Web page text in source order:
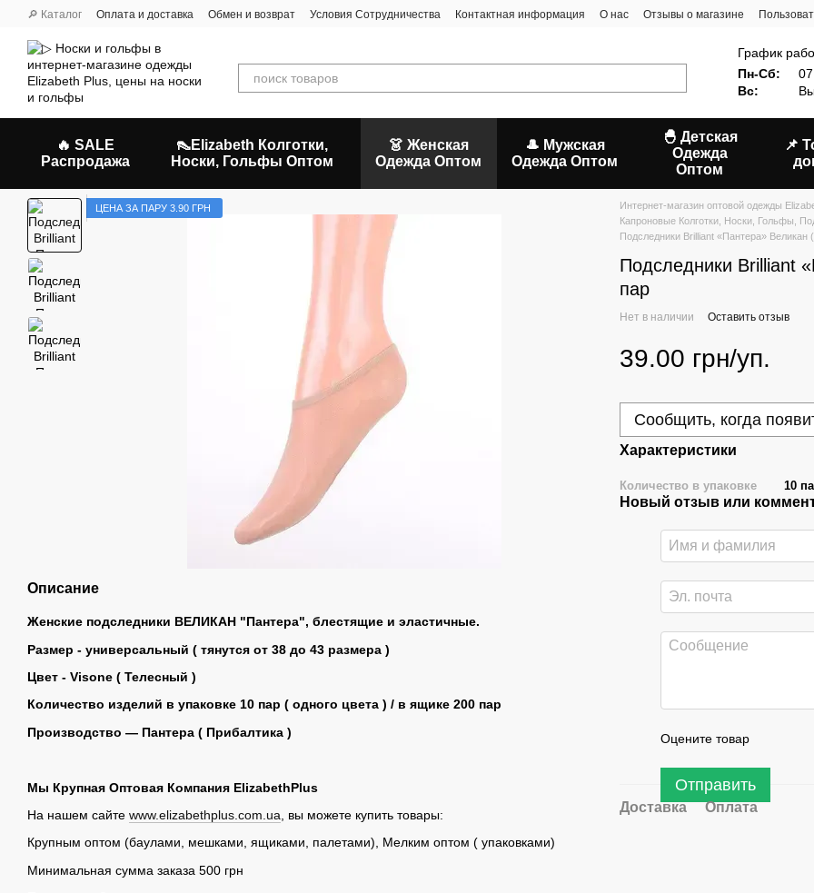
Перейти к основному контенту
🔎 Каталог Оплата и доставка Обмен и возврат Условия Сотрудничества Контактная информация О нас Отзывы о магазине
График
Пн-Сб:
Вс:
🔥 SALE
Распродажа
👠Elizabeth Колготки,
Носки, Гольфы Оптом
👗 Женская
Одежда Оптом
🎩 Мужская
Одежда Оптом
🐣 Детская
Одежда
Оптом
📌
ЦЕНА ЗА ПАРУ 3.90 ГРН
Описание
Женские подследники ВЕЛИКАН "Пантера", блестящие и эластичные.
Размер - универсальный ( тянутся от 38 до 43 размера )
Цвет - Visone ( Телесный )
Количество изделий в упаковке 10 пар ( одного цвета ) / в ящике 200 пар
Производство ― Пантера ( Прибалтика )
Мы Крупная Оптовая Компания ElizabethPlus
На нашем сайте www.elizabethplus.com.ua , вы можете купить товары:
Крупным оптом (баулами, мешками, ящиками, палетами), Мелким оптом ( упаковками)
Минимальная сумма заказа 500 грн
Интернет-магазин оптовой одежды
Капроновые Колготки, Носки, Гольфы,
Подследники Brilliant «Пантера» Великан
Подследники Brilliant
пар
Нет в наличии Оставить отзыв
39.00 грн/уп.
Сообщить, когда
Характеристики
Количество в упаковке 10
Новый отзыв или
Оцените товар
Отправить
Доставка Оплата